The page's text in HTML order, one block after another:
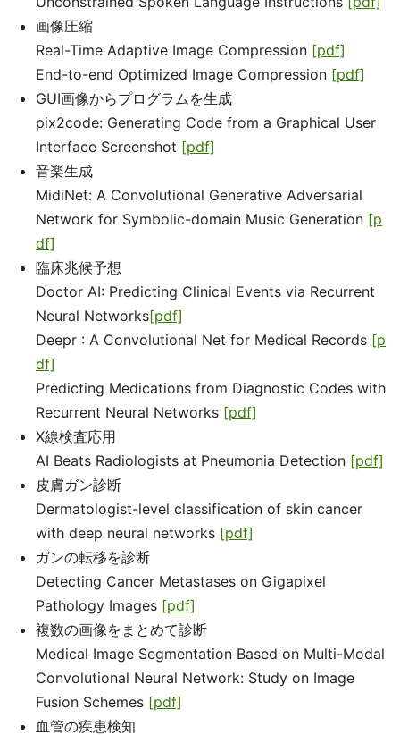
画像圧縮
Real-Time Adaptive Image Compression [pdf]
End-to-end Optimized Image Compression [pdf]
GUI画像からプログラムを生成
pix2code: Generating Code from a Graphical User
Interface Screenshot [pdf]
音楽生成
MidiNet: A Convolutional Generative Adversarial
Network for Symbolic-domain Music Generation [p
df]
臨床兆候予想
Doctor AI: Predicting Clinical Events via Recurrent
Neural Networks[pdf]
Deepr : A Convolutional Net for Medical Records [p
df]
Predicting Medications from Diagnostic Codes with
Recurrent Neural Networks [pdf]
X線検査応用
AI Beats Radiologists at Pneumonia Detection [pdf]
皮膚ガン診断
Dermatologist-level classification of skin cancer
with deep neural networks [pdf]
ガンの転移を診断
Detecting Cancer Metastases on Gigapixel
Pathology Images [pdf]
複数の画像をまとめて診断
Medical Image Segmentation Based on Multi-Modal
Convolutional Neural Network: Study on Image
Fusion Schemes [pdf]
血管の疾患検知